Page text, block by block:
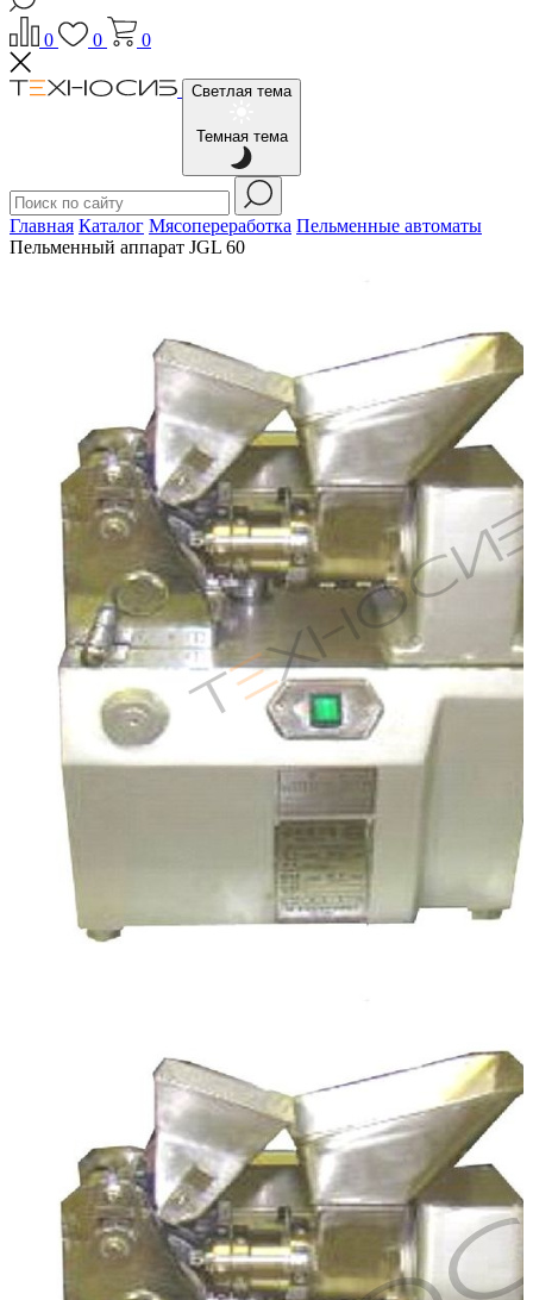
0 0 0
Светлая тема
Темная тема
Главная Каталог Мясопереработка Пельменные автоматы
Пельменный аппарат JGL 60